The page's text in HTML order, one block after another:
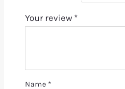
Your review *
Name *